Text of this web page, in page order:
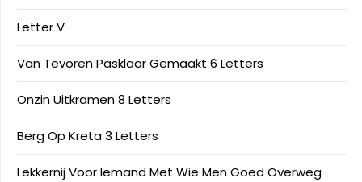
Letter V
Van Tevoren Pasklaar Gemaakt 6 Letters
Onzin Uitkramen 8 Letters
Berg Op Kreta 3 Letters
Lekkernij Voor Iemand Met Wie Men Goed Overweg